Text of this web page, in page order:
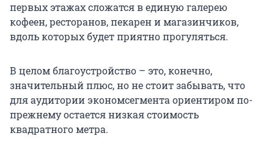
первых этажах сложатся в единую галерею
кофеен, ресторанов, пекарен и магазинчиков,
вдоль которых будет приятно прогуляться.
В целом благоустройство – это, конечно,
значительный плюс, но не стоит забывать, что
для аудитории экономсегмента ориентиром по-
прежнему остается низкая стоимость
квадратного метра.